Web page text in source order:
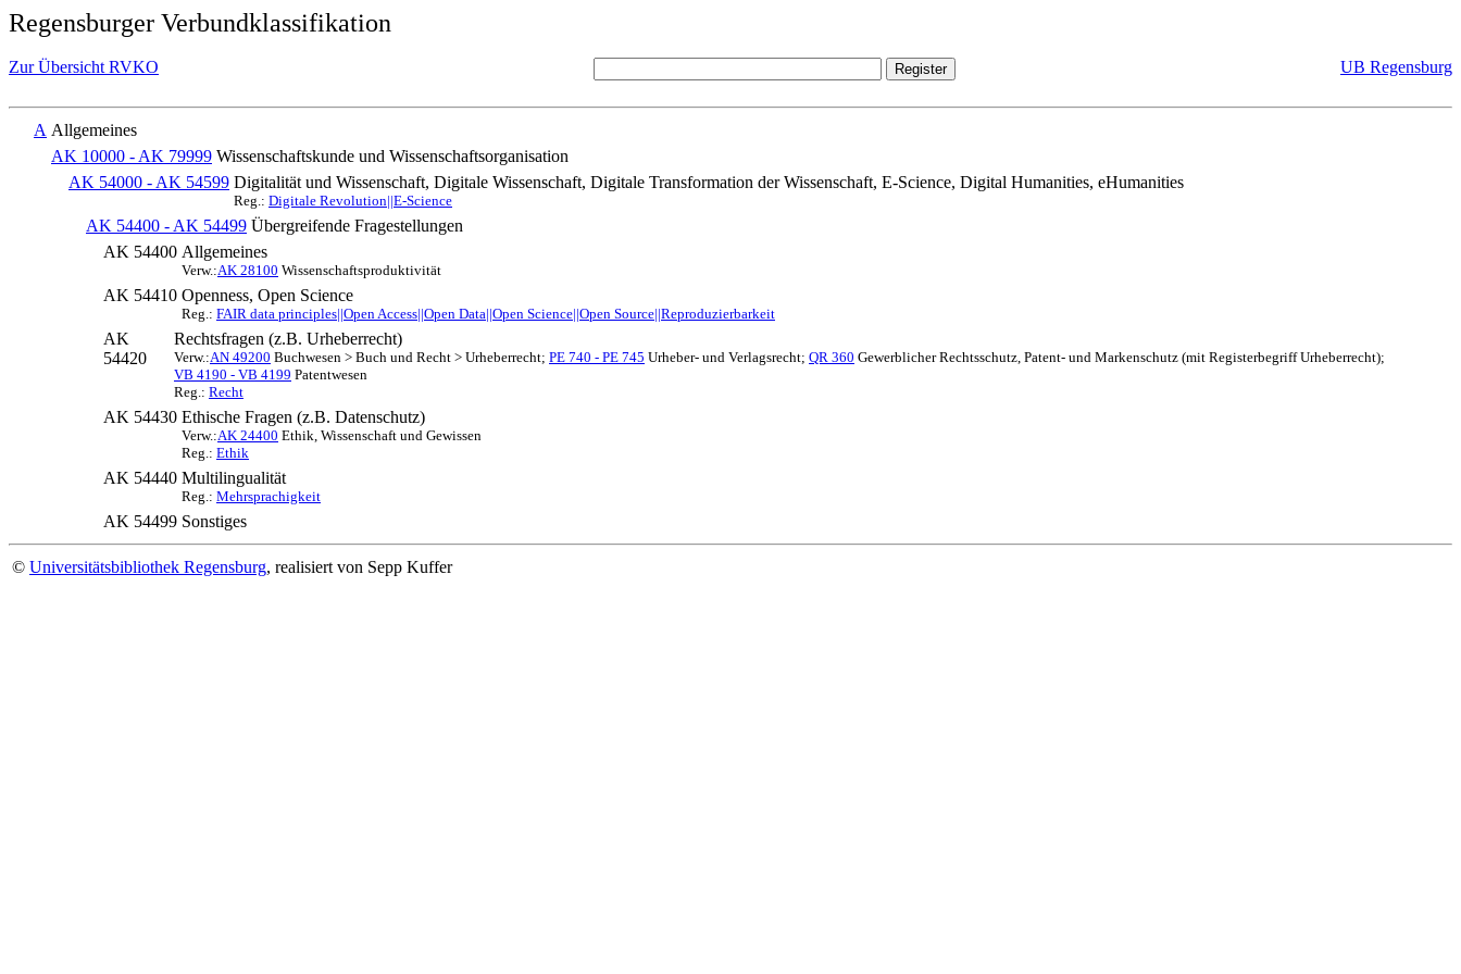
Regensburger Verbundklassifikation
Zur Übersicht RVKO UB Regensburg
A Allgemeines
AK 10000 - AK 79999 Wissenschaftskunde und Wissenschaftsorganisation
AK 54000 - AK 54599 Digitalität und Wissenschaft, Digitale Wissenschaft, Digitale Transformation der Wissenschaft, E-Science, Digital Humanities, eHumanities
Reg.: Digitale Revolution||E-Science
AK 54400 - AK 54499 Übergreifende Fragestellungen
AK 54400 Allgemeines
Verw.:AK 28100 Wissenschaftsproduktivität
AK 54410 Openness, Open Science
Reg.: FAIR data principles||Open Access||Open Data||Open Science||Open Source||Reproduzierbarkeit
AK
54420
Rechtsfragen (z.B. Urheberrecht)
Verw.:AN 49200 Buchwesen > Buch und Recht > Urheberrecht; PE 740 - PE 745 Urheber- und Verlagsrecht; QR 360 Gewerblicher Rechtsschutz, Patent- und Markenschutz (mit Registerbegriff Urheberrecht);
VB 4190 - VB 4199 Patentwesen
Reg.: Recht
AK 54430 Ethische Fragen (z.B. Datenschutz)
Verw.:AK 24400 Ethik, Wissenschaft und Gewissen
Reg.: Ethik
AK 54440 Multilingualität
Reg.: Mehrsprachigkeit
AK 54499 Sonstiges
© Universitätsbibliothek Regensburg, realisiert von Sepp Kuffer